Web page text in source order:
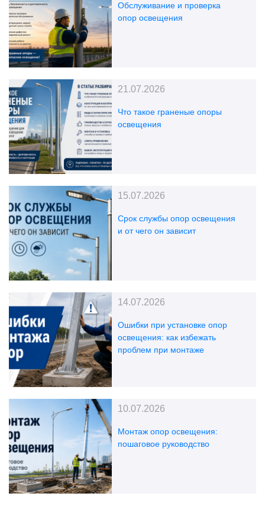
Обслуживание и проверка
опор освещения
21.07.2026
Что такое граненые опоры
освещения
15.07.2026
Срок службы опор освещения
и от чего он зависит
14.07.2026
Ошибки при установке опор
освещения: как избежать
проблем при монтаже
10.07.2026
Монтаж опор освещения:
пошаговое руководство